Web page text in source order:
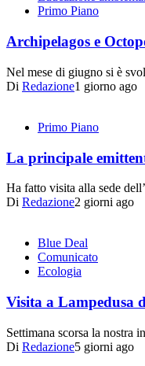
Primo Piano
Archipelagos e
Nel mese di giugno si è
Di Redazione1 giorno ago
Primo Piano
La principale
Ha fatto visita alla sede
Di Redazione2 giorni ago
Blue Deal
Comunicato
Ecologia
Visita a Lampedusa
Settimana scorsa la nostra
Di Redazione5 giorni ago